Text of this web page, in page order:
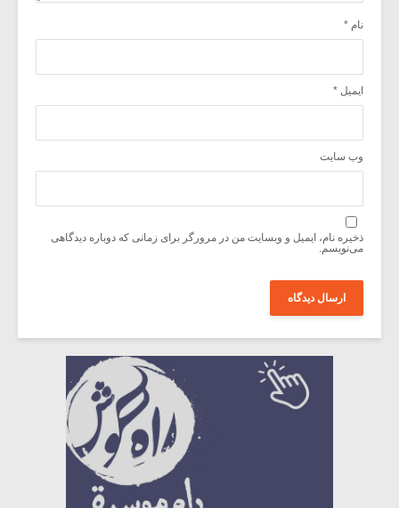
نام *
ایمیل *
وب‌ سایت
ذخیره نام، ایمیل و وبسایت من در مرورگر برای زمانی که دوباره دیدگاهی
می‌نویسم.